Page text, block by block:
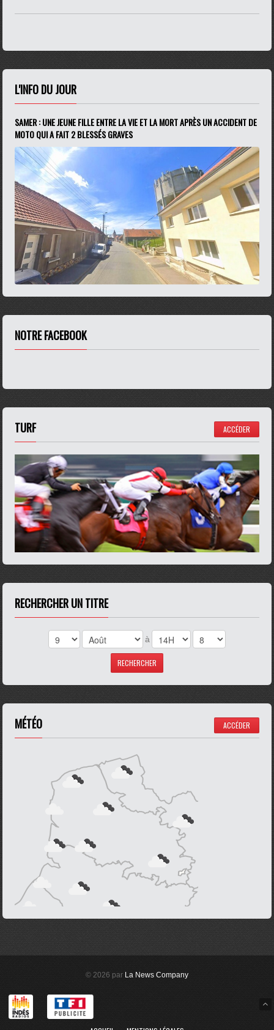
L'INFO DU JOUR
SAMER : UNE JEUNE FILLE ENTRE LA VIE ET LA MORT APRÈS UN ACCIDENT DE
MOTO QUI A FAIT 2 BLESSÉS GRAVES
NOTRE FACEBOOK
TURF ACCÉDER
RECHERCHER UN TITRE
à
MÉTÉO ACCÉDER
© 2026 par La News Company